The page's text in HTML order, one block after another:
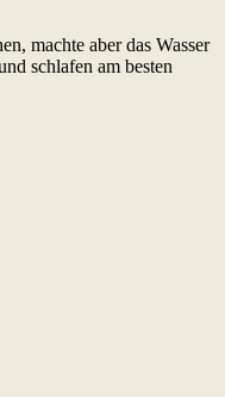
machte aber das Wasser
schlafen am besten